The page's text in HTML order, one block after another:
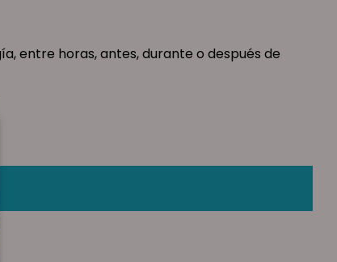
entre horas, antes, durante o después de